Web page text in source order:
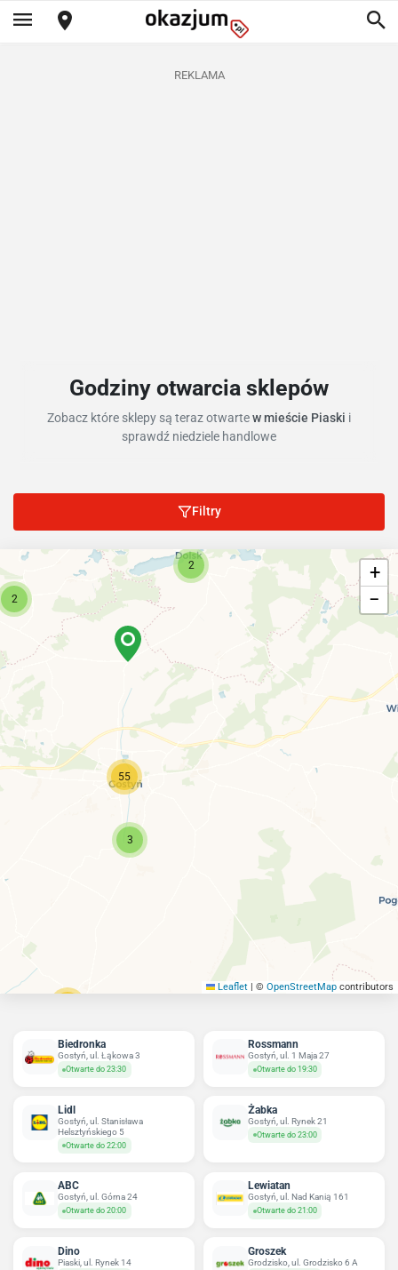
REKLAMA
Godziny otwarcia sklepów
Zobacz które sklepy są teraz otwartew mieście Piaski i
sprawdź niedziele handlowe
Filtry
55
3
2
2
+
−
Leaflet | © OpenStreetMap contributors
Biedronka
Gostyń, ul. Łąkowa 3
Otwarte do 23:30
Rossmann
Gostyń, ul. 1 Maja 27
Otwarte do 19:30
Lidl
Gostyń, ul. Stanisława
Helsztyńskiego 5
Otwarte do 22:00
Żabka
Gostyń, ul. Rynek 21
Otwarte do 23:00
ABC
Gostyń, ul. Górna 24
Otwarte do 20:00
Lewiatan
Gostyń, ul. Nad Kanią 161
Otwarte do 21:00
Dino
Piaski, ul. Rynek 14
Groszek
Grodzisko, ul. Grodzisko 6 A